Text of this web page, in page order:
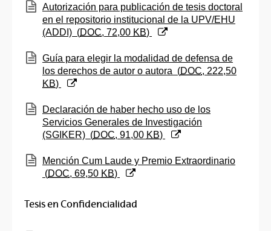
(Abre una nueva ventana)
Autorización para publicación de tesis doctoral
en el repositorio institucional de la UPV/EHU
(ADDI) (DOC, 72,00 KB)
(Abre una nueva ventana)
Guía para elegir la modalidad de defensa de
los derechos de autor o autora (DOC, 222,50
KB)
(Abre una nueva ventana)
Declaración de haber hecho uso de los
Servicios Generales de Investigación
(SGIKER) (DOC, 91,00 KB)
(Abre una nueva ventana)
Mención Cum Laude y Premio Extraordinario
(DOC, 69,50 KB)
Tesis en Confidencialidad